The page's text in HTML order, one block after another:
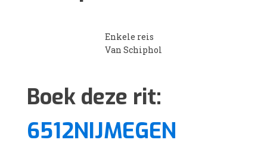
Enkele reis
Van Schiphol
Boek deze rit:
6512NIJMEGEN